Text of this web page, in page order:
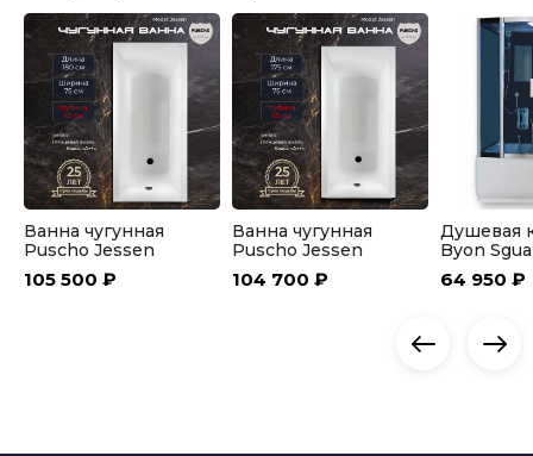
Ванна чугунная
Puscho Jessen
180x75x45
105 500 ₽
Ванна чугунная
Puscho Jessen
175x75x45
104 700 ₽
Душевая
Byon
64 950 ₽